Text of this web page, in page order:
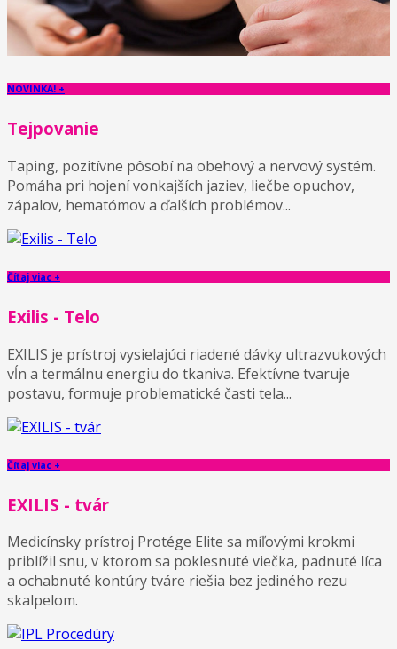
NOVINKA! +
Tejpovanie
Taping, pozitívne pôsobí na obehový a nervový systém.
Pomáha pri hojení vonkajších jaziev, liečbe opuchov,
zápalov, hematómov a ďalších problémov...
Čítaj viac +
Exilis - Telo
EXILIS je prístroj vysielajúci riadené dávky ultrazvukových
vĺn a termálnu energiu do tkaniva. Efektívne tvaruje
postavu, formuje problematické časti tela...
Čítaj viac +
EXILIS - tvár
Medicínsky prístroj Protége Elite sa míľovými krokmi
priblížil snu, v ktorom sa poklesnuté viečka, padnuté líca
a ochabnuté kontúry tváre riešia bez jediného rezu
skalpelom.